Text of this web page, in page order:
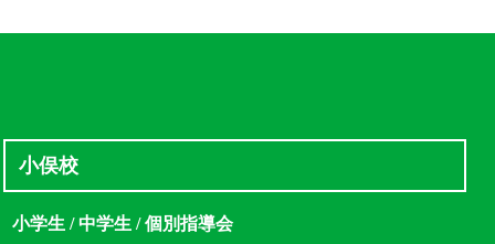
小俣校
小学生 / 中学生 / 個別指導会